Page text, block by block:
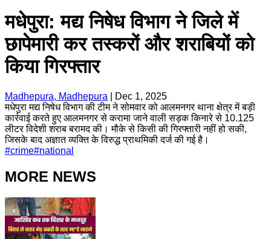
मधेपुरा: मद्य निषेध विभाग ने जिले में
छापेमारी कर तस्करों और शराबियों को
किया गिरफ्तार
Madhepura, Madhepura
Dec 1, 2025
मधेपुरा मद्य निषेध विभाग की टीम ने सोमवार को आलमनगर थाना क्षेत्र में बड़ी
कार्रवाई करते हुए आलमनगर से करामा जाने वाली सड़क किनारे से 10.125
लीटर विदेशी शराब बरामद की। मौके से किसी की गिरफ्तारी नहीं हो सकी,
जिसके बाद अज्ञात व्यक्ति के विरुद्ध प्राथमिकी दर्ज की गई है।
#crime#national
MORE NEWS